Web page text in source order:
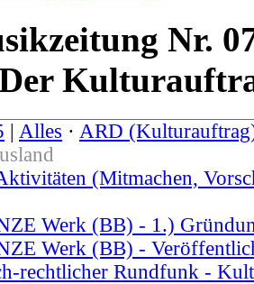
Nr.
| Alles · ARD
(Mitmachen,
Werk (BB) - 1.)
Werk (BB) -
rechtlicher Rundfunk -